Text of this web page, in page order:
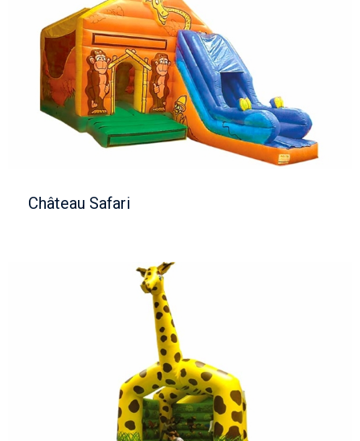
Château Safari